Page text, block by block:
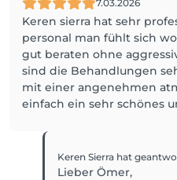
7.03.2026
Keren sierra hat sehr
personal man fühlt sich
gut beraten ohne
sind die Behandlungen
mit einer angenehmen
einfach ein sehr schönes
Keren Sierra hat
Lieber Ömer,